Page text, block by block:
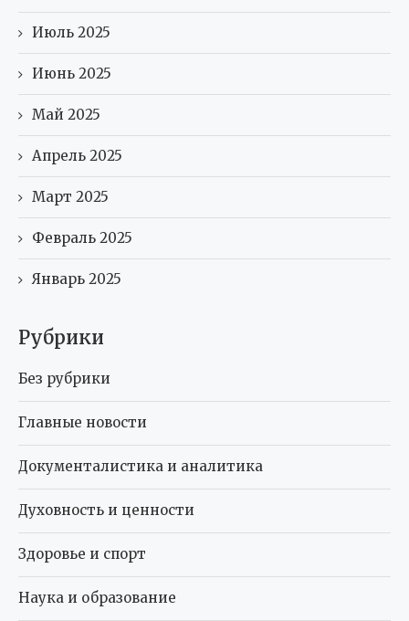
Июль 2025
Июнь 2025
Май 2025
Апрель 2025
Март 2025
Февраль 2025
Январь 2025
Рубрики
Без рубрики
Главные новости
Документалистика и аналитика
Духовность и ценности
Здоровье и спорт
Наука и образование